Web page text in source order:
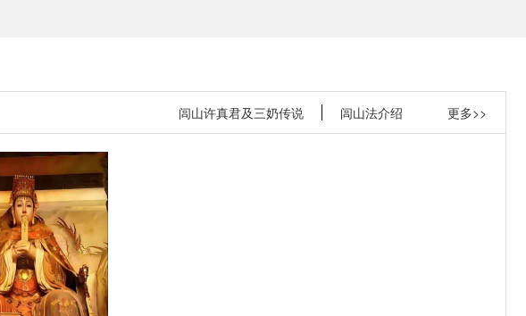
更多>>
闾山许真君及三奶传说 闾山法介绍